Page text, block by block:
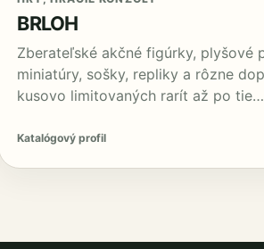
BRLOH
Zberateľské akčné figúrky, plyšové
miniatúry, sošky, repliky a rôzne
kusovo limitovaných rarít až po tie…
Katalógový profil